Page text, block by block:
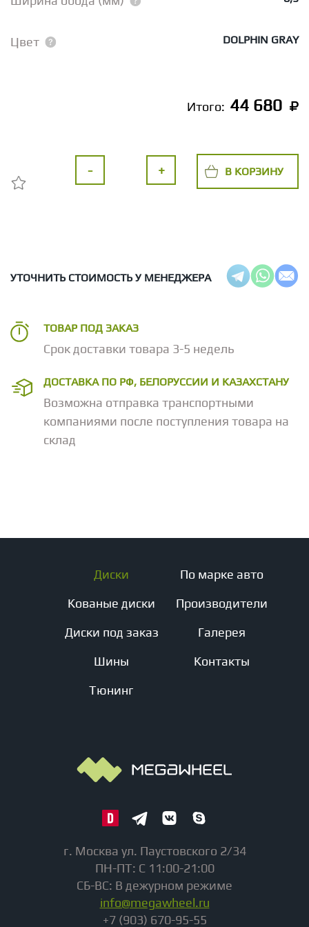
Цвет DOLPHIN GRAY
Итого: 44 680
- + В КОРЗИНУ
УТОЧНИТЬ СТОИМОСТЬ У МЕНЕДЖЕРА
ТОВАР ПОД ЗАКАЗ
Срок доставки товара 3-5 недель
ДОСТАВКА ПО РФ, БЕЛОРУССИИ И КАЗАХСТАНУ
Возможна отправка транспортными
компаниями после поступления товара на
склад
Диски
Кованые диски
Диски под заказ
Шины
Тюнинг
По марке авто
Производители
Галерея
Контакты
г. Москва ул. Паустовского 2/34
ПН-ПТ: С 11:00-21:00
СБ-ВС: В дежурном режиме
info@megawheel.ru
+7 (903) 670-95-55